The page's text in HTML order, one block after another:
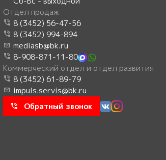
Отдел продаж
8 (3452) 56-47-56
8 (3452) 994-894
mediasb@bk.ru
8-908-871-11-80
Коммерческий отдел и отдел развития
8 (3452) 61-89-79
impuls.servis@bk.ru
Обратный звонок